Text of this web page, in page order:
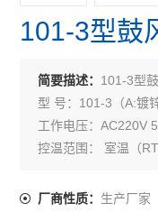
101-3型鼓
简要描述： 101-3型
型 号：101-3（A:镀
工作电压：AC220V
控温范围： 室温（
定时范围：1-999分钟
厂商性质： 生产厂家